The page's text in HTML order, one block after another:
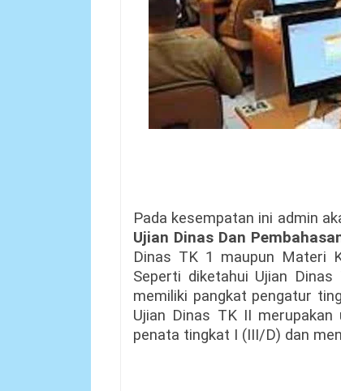
Pada kesempatan ini admin
Ujian Dinas Dan
Dinas TK 1 maupun Materi
Seperti diketahui Ujian
memiliki pangkat pengatur
Ujian Dinas TK II
penata tingkat I (III/D) dan